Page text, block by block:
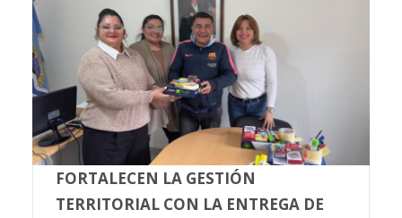
FORTALECEN LA GESTIÓN
TERRITORIAL CON LA ENTREGA DE